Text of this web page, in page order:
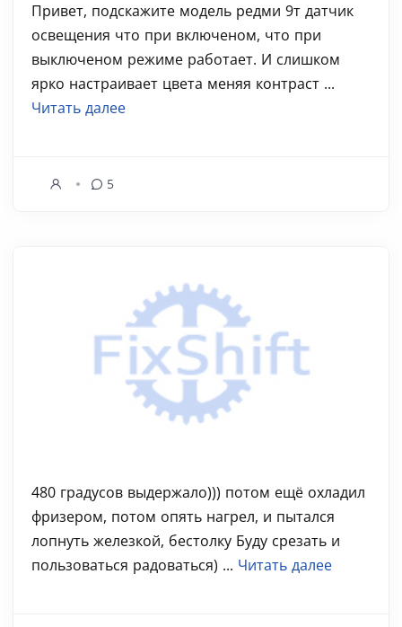
Привет, подскажите модель редми 9т датчик
освещения что при включеном, что при
выключеном режиме работает. И слишком
ярко настраивает цвета меняя контраст ...
Читать далее
5
480 градусов выдержало))) потом ещё охладил
фризером, потом опять нагрел, и пытался
лопнуть железкой, бестолку Буду срезать и
пользоваться радоваться) ... Читать далее